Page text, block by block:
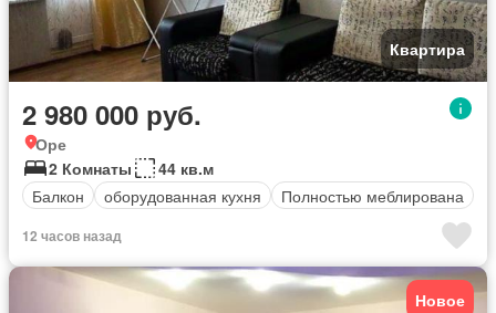
Квартира
2 980 000 руб.
Оре
2 Комнаты
44 кв.м
Балкон
оборудованная кухня Полностью меблирована
12 часов назад
Новое